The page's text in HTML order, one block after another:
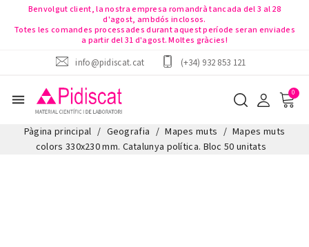
Benvolgut client, la nostra empresa romandrà tancada del 3 al 28
d'agost, ambdós inclosos.
Totes les comandes processades durant aquest període seran enviades
a partir del 31 d'agost. Moltes gràcies!
info@pidiscat.cat
(+34) 932 853 121
menu
Pàgina principal Geografia Mapes muts
Mapes muts
colors 330x230 mm. Catalunya política. Bloc 50 unitats